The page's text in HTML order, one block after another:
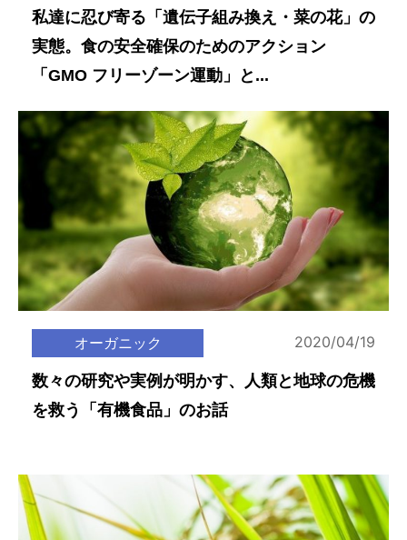
私達に忍び寄る「遺伝子組み換え・菜の花」の
実態。食の安全確保のためのアクション
「GMO フリーゾーン運動」と...
オーガニック 2020/04/19
数々の研究や実例が明かす、人類と地球の危機
を救う「有機食品」のお話